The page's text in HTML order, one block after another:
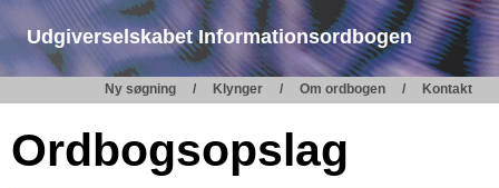
Udgiverselskabet Informationsordbogen
Ny søgning Klynger Om ordbogen Kontakt
Ordbogsopslag